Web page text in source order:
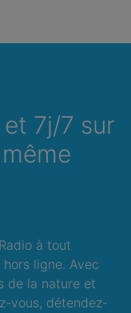
7j/7 sur
à tout
ligne. Avec
de la nature et
vous, détendez-